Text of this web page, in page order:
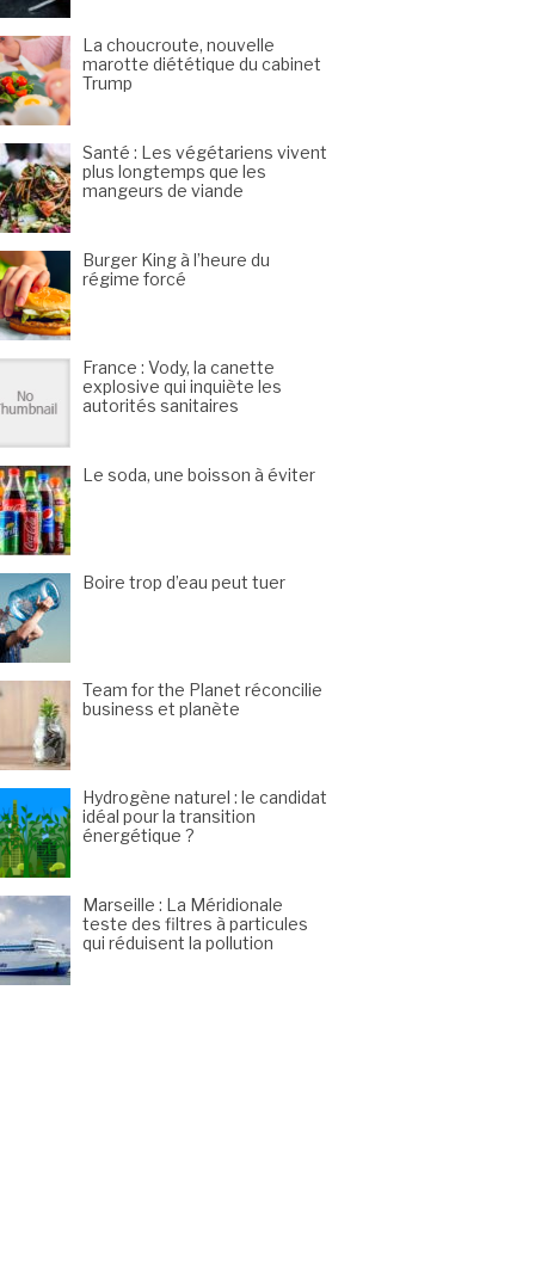
La choucroute, nouvelle
marotte diététique du cabinet
Trump
Santé : Les végétariens vivent
plus longtemps que les
mangeurs de viande
Burger King à l’heure du
régime forcé
France : Vody, la canette
explosive qui inquiète les
autorités sanitaires
Le soda, une boisson à éviter
Boire trop d’eau peut tuer
Team for the Planet réconcilie
business et planète
Hydrogène naturel : le candidat
idéal pour la transition
énergétique ?
Marseille : La Méridionale
teste des filtres à particules
qui réduisent la pollution